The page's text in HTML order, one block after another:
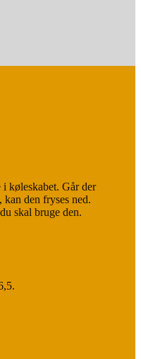
i køleskabet. Går der
den fryses ned.
skal bruge den.